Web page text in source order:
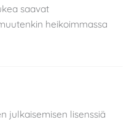
saavat
heikoimmassa
julkaisemisen lisenssiä